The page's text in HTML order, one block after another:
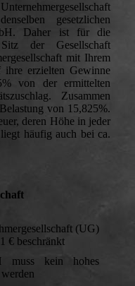
gesetzlichen
Daher ist für die
der Gesellschaft
mit Ihrem
erzielten Gewinne
von der ermittelten
Zusammen
von 15,825%.
deren Höhe in jeder
häufig auch bei ca.
(UG)
€ beschränkt
muss kein hohes